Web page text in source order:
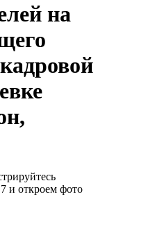
на
и откроем фото